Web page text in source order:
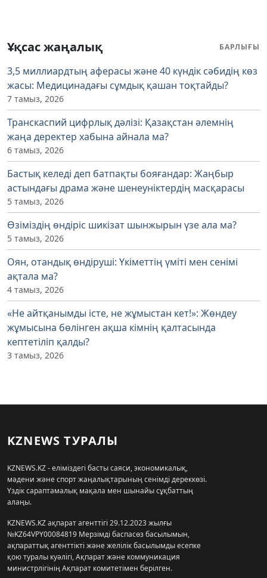
Ұқсас жаңалық БАРЛЫҒЫ
3,5 миллиардтың аферасы және 40 күндік сәбидің көз
жасы: Медицинадағы сұмдық қашан тоқтайды?
7 тамыз, 2026
Транскаспий цифрлық дәлізі: Қазақстан әлемнің
жаңа деректер хабына айнала ма?
6 тамыз, 2026
Бастық келеді деп батпақты бояғандар: Жаңбыр
астындағы драма және шенеуніктердің масқарасы
5 тамыз, 2026
Өзіміздің өндіріс шикізат шынжырын үзе ала ма?
5 тамыз, 2026
Оян, отандық өндіруші: Үкіметтің үміті мен сенімі
ақтала ма?
4 тамыз, 2026
«Не айтқанымды істе, не жұмыстан кет!»: Жөндеу
жұмысына бөлінген ақша кімнің қалтасында
кептетіліп қалды?
3 тамыз, 2026
KZNEWS ТУРАЛЫ
KZNEWS.KZ - еліміздегі басты саяси, экономикалық,
мәдени және спорт жаңалықтарының сенімді дереккөзі.
Үздік сараптамалық мақала мен шынайы сұқбаттың
алаңы.
KZNEWS.KZ ақпарат агенттігі 29.12.2023 жылғы
№KZ64VPY00084819 Мерзімді баспасөз басылымын,
ақпараттық агенттікті және желілік басылымды есепке
қою туралы куәлігі, Ақпарат және коммуникация
министрлігінің Ақпарат комитетімен берілген.